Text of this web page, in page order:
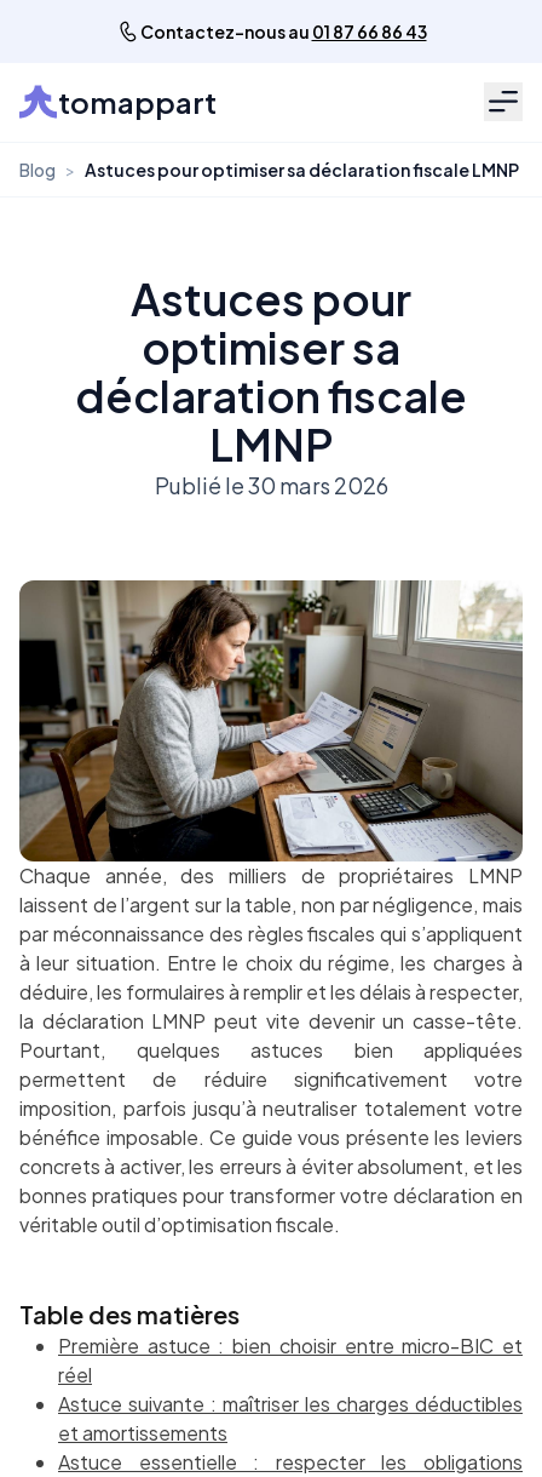
Contactez-nous au 01 87 66 86 43
tomappart
Blog > Astuces pour optimiser sa déclaration fiscale LMNP
Astuces pour
optimiser sa
déclaration fiscale
LMNP
Publié le 30 mars 2026
Chaque année, des milliers de propriétaires LMNP
laissent de l’argent sur la table, non par négligence, mais
par méconnaissance des règles fiscales qui s’appliquent
à leur situation. Entre le choix du régime, les charges à
déduire, les formulaires à remplir et les délais à respecter,
la déclaration LMNP peut vite devenir un casse-tête.
Pourtant, quelques astuces bien appliquées
permettent de réduire significativement votre
imposition, parfois jusqu’à neutraliser totalement votre
bénéfice imposable. Ce guide vous présente les leviers
concrets à activer, les erreurs à éviter absolument, et les
bonnes pratiques pour transformer votre déclaration en
véritable outil d’optimisation fiscale.
Table des matières
Première astuce : bien choisir entre micro-BIC et
réel
Astuce suivante : maîtriser les charges déductibles
et amortissements
Astuce essentielle : respecter les obligations